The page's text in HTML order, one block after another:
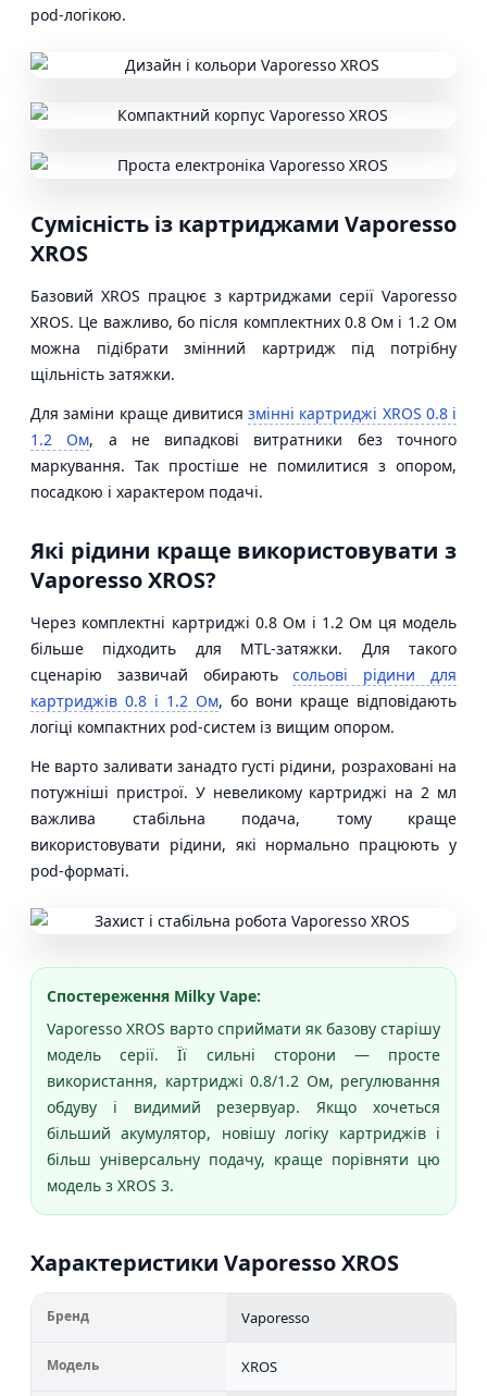
pod-логікою.
Сумісність із картриджами Vaporesso
XROS
Базовий XROS працює з картриджами серії Vaporesso
XROS. Це важливо, бо після комплектних 0.8 Ом і 1.2 Ом
можна підібрати змінний картридж під потрібну
щільність затяжки.
Для заміни краще дивитися змінні картриджі XROS 0.8 і
1.2 Ом, а не випадкові витратники без точного
маркування. Так простіше не помилитися з опором,
посадкою і характером подачі.
Які рідини краще використовувати з
Vaporesso XROS?
Через комплектні картриджі 0.8 Ом і 1.2 Ом ця модель
більше підходить для MTL-затяжки. Для такого
сценарію зазвичай обираютьсольові рідини для
картриджів 0.8 і 1.2 Ом, бо вони краще відповідають
логіці компактних pod-систем із вищим опором.
Не варто заливати занадто густі рідини, розраховані на
потужніші пристрої. У невеликому картриджі на 2 мл
важлива стабільна подача, тому краще
використовувати рідини, які нормально працюють у
pod-форматі.
Спостереження Milky Vape:
Vaporesso XROS варто сприймати як базову старішу
модель серії. Її сильні сторони — просте
використання, картриджі 0.8/1.2 Ом, регулювання
обдуву і видимий резервуар. Якщо хочеться
більший акумулятор, новішу логіку картриджів і
більш універсальну подачу, краще порівняти цю
модель з XROS 3.
Характеристики Vaporesso XROS
Бренд Vaporesso
Модель XROS